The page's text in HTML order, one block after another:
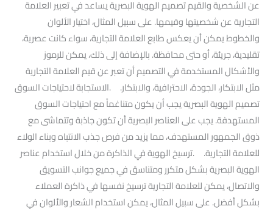
عن الشخصية والقيم تصميم الهوية البصرية يساعد في تعبير العلامة
التجارية عن شخصيتها وقيمها. على سبيل المثال، اختيار الألوان
والخطوط يمكن أن يعكس طابع العلامة التجارية، سواء كانت عصرية،
تقليدية، جريئة، أو حتى محافظة. بالإضافة إلى ذلك، يمكن للرموز
والأشكال المستخدمة في التصميم أن تعبر عن قيم العلامة التجارية
مثل الابتكار، الجودة، الاحترافية، والابتكار. .الاستجابة لاحتياجات السوق
تصميم الهوية البصرية يجب أن يكون متناغماً مع احتياجات السوق
المستهدفة. يجب على العناصر البصرية أن تكون جاذبة وتتماشى مع
ذوق الجمهور المستهدف، مما يزيد من فرص جذب الانتباه وبناء الولاء
للعلامة التجارية. .ترسيخ الهوية في الذاكرة من خلال استخدام عناصر
الهوية البصرية بشكل متكرر ومتناسق في جميع جوانب التسويق
والاتصال، يمكن للعلامة التجارية ترسيخ نفسها في ذاكرة العملاء
بشكل أفضل. على سبيل المثال، يمكن استخدام الشعار والألوان في